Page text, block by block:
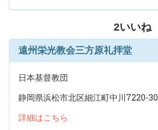
2いいね
遠州栄光教会三方原礼拝堂
日本基督教団
静岡県浜松市北区細江町中川7220-30
詳細はこちら